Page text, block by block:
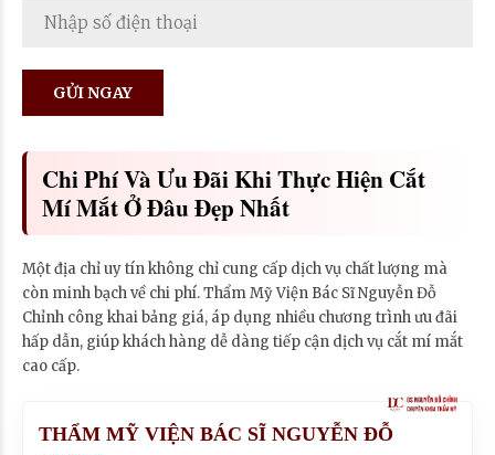
Chi Phí Và Ưu Đãi Khi Thực Hiện Cắt
Mí Mắt Ở Đâu Đẹp Nhất
Một địa chỉ uy tín không chỉ cung cấp dịch vụ chất lượng mà
còn minh bạch về chi phí. Thẩm Mỹ Viện Bác Sĩ Nguyễn Đỗ
Chỉnh công khai bảng giá, áp dụng nhiều chương trình ưu đãi
hấp dẫn, giúp khách hàng dễ dàng tiếp cận dịch vụ cắt mí mắt
cao cấp.
THẨM MỸ VIỆN BÁC SĨ NGUYỄN ĐỖ